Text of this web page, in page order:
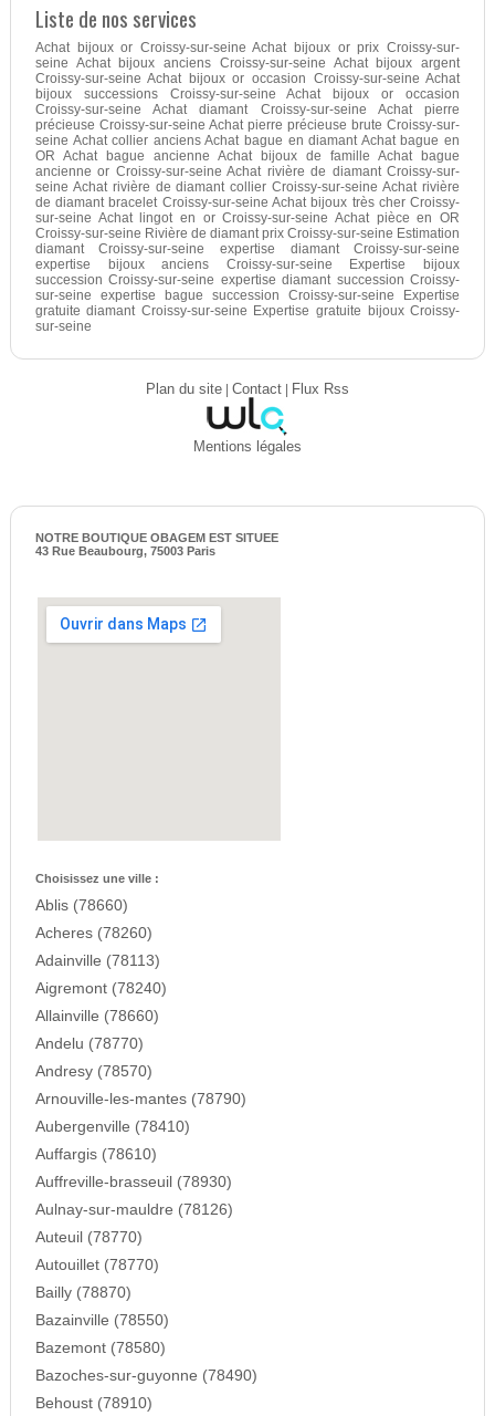
Liste de nos services
Achat bijoux or Croissy-sur-seine Achat bijoux or prix Croissy-sur-
seine Achat bijoux anciens Croissy-sur-seine Achat bijoux argent
Croissy-sur-seine Achat bijoux or occasion Croissy-sur-seine Achat
bijoux successions Croissy-sur-seine Achat bijoux or occasion
Croissy-sur-seine Achat diamant Croissy-sur-seine Achat pierre
précieuse Croissy-sur-seine Achat pierre précieuse brute Croissy-sur-
seine Achat collier anciens Achat bague en diamant Achat bague en
OR Achat bague ancienne Achat bijoux de famille Achat bague
ancienne or Croissy-sur-seine Achat rivière de diamant Croissy-sur-
seine Achat rivière de diamant collier Croissy-sur-seine Achat rivière
de diamant bracelet Croissy-sur-seine Achat bijoux très cher Croissy-
sur-seine Achat lingot en or Croissy-sur-seine Achat pièce en OR
Croissy-sur-seine Rivière de diamant prix Croissy-sur-seine Estimation
diamant Croissy-sur-seine expertise diamant Croissy-sur-seine
expertise bijoux anciens Croissy-sur-seine Expertise bijoux
succession Croissy-sur-seine expertise diamant succession Croissy-
sur-seine expertise bague succession Croissy-sur-seine Expertise
gratuite diamant Croissy-sur-seine Expertise gratuite bijoux Croissy-
sur-seine
Plan du site| Contact| Flux Rss
Mentions légales
NOTRE BOUTIQUE OBAGEM EST SITUEE
43 Rue Beaubourg, 75003 Paris
Choisissez une ville :
Ablis (78660)
Acheres (78260)
Adainville (78113)
Aigremont (78240)
Allainville (78660)
Andelu (78770)
Andresy (78570)
Arnouville-les-mantes (78790)
Aubergenville (78410)
Auffargis (78610)
Auffreville-brasseuil (78930)
Aulnay-sur-mauldre (78126)
Auteuil (78770)
Autouillet (78770)
Bailly (78870)
Bazainville (78550)
Bazemont (78580)
Bazoches-sur-guyonne (78490)
Behoust (78910)